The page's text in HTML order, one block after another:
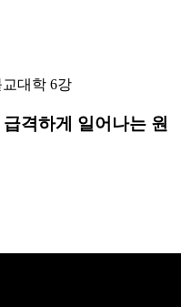
교대학 6강
격하게 일어나는 원